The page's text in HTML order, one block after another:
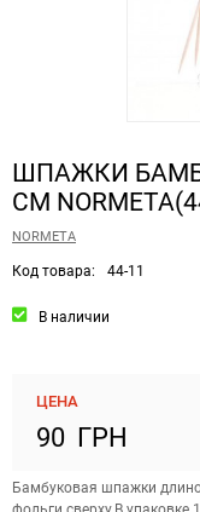
ШПАЖКИ
СМ
NORMETA
Код товара: 44-11
В наличии
ЦЕНА
90 ГРН
Бамбуковая шпажки